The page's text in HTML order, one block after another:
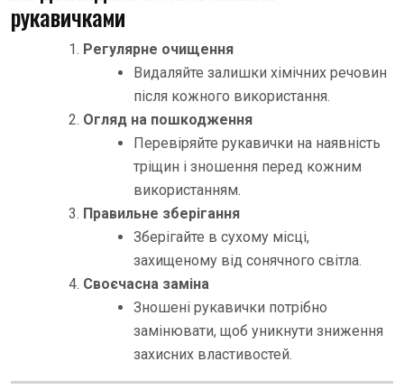
рукавичками
Регулярне очищення
Видаляйте залишки хімічних речовин
після кожного використання.
Огляд на пошкодження
Перевіряйте рукавички на наявність
тріщин і зношення перед кожним
використанням.
Правильне зберігання
Зберігайте в сухому місці,
захищеному від сонячного світла.
Своєчасна заміна
Зношені рукавички потрібно
замінювати, щоб уникнути зниження
захисних властивостей.